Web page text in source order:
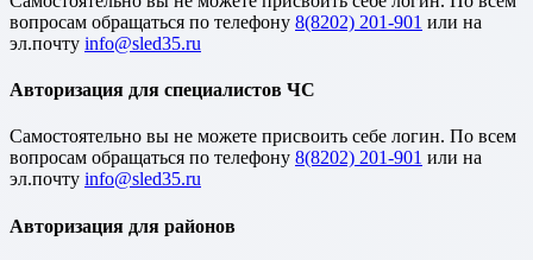
вопросам обращаться по телефону 8(8202) 201-901 или на
эл.почту
Авторизация для специалистов ЧС
Cамостоятельно вы не можете присвоить себе логин. По всем
вопросам обращаться по телефону 8(8202) 201-901 или на
эл.почту
Авторизация для районов